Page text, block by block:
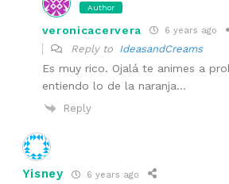
Author
veronicacervera 6 years ago
Reply to IdeasandCreams
Es muy rico. Ojalá te animes a
entiendo lo de la naranja…
Reply
Yisney 6 years ago